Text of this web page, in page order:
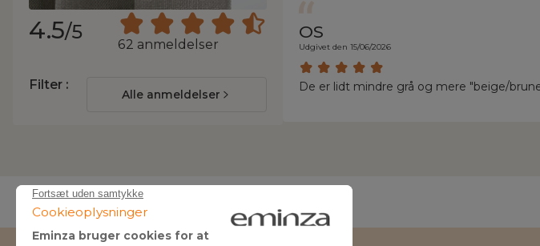
4.5/5
62 anmeldelser
Filter :
Alle anmeldelser
OS
Udgivet den 15/06/2026
De er lidt mindre grå og mere "beige/